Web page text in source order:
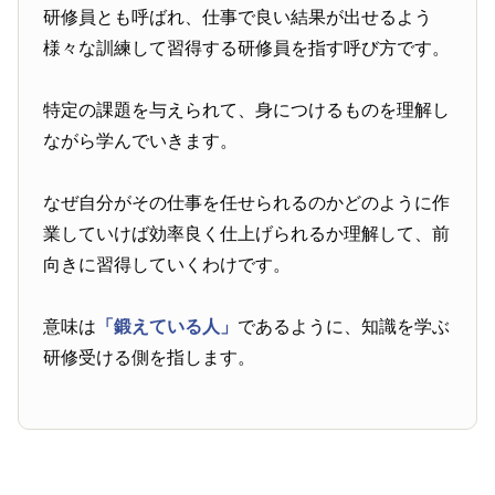
研修員とも呼ばれ、仕事で良い結果が出せるよう
様々な訓練して習得する研修員を指す呼び方です。
特定の課題を与えられて、身につけるものを理解し
ながら学んでいきます。
なぜ自分がその仕事を任せられるのかどのように作
業していけば効率良く仕上げられるか理解して、前
向きに習得していくわけです。
意味は 「鍛えている人」 であるように、知識を学ぶ
研修受ける側を指します。